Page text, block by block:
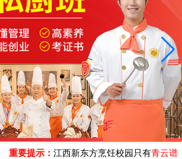
重要提示：江西新东方烹饪校园只有青云谱、